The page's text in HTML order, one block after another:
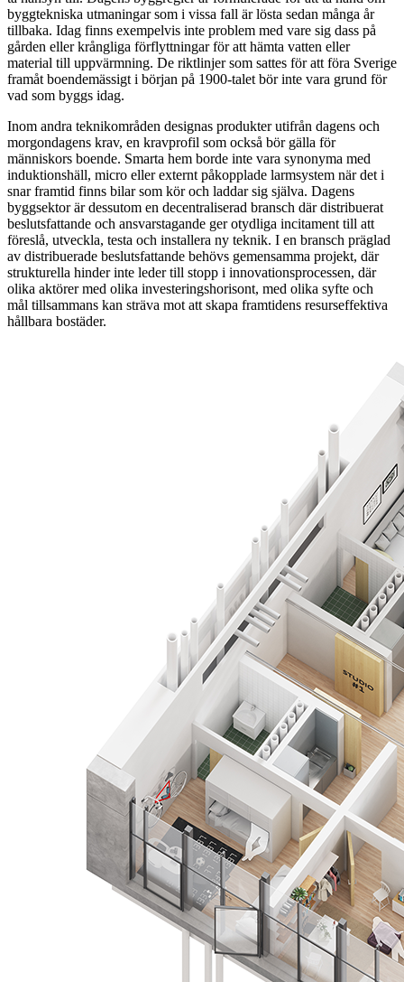
byggtekniska utmaningar som i vissa fall är lösta sedan många år
tillbaka. Idag finns exempelvis inte problem med vare sig dass på
gården eller krångliga förflyttningar för att hämta vatten eller
material till uppvärmning. De riktlinjer som sattes för att föra Sverige
framåt boendemässigt i början på 1900-talet bör inte vara grund för
vad som byggs idag.
Inom andra teknikområden designas produkter utifrån dagens och
morgondagens krav, en kravprofil som också bör gälla för
människors boende. Smarta hem borde inte vara synonyma med
induktionshäll, micro eller externt påkopplade larmsystem när det i
snar framtid finns bilar som kör och laddar sig själva. Dagens
byggsektor är dessutom en decentraliserad bransch där distribuerat
beslutsfattande och ansvarstagande ger otydliga incitament till att
föreslå, utveckla, testa och installera ny teknik. I en bransch präglad
av distribuerade beslutsfattande behövs gemensamma projekt, där
strukturella hinder inte leder till stopp i innovationsprocessen, där
olika aktörer med olika investeringshorisont, med olika syfte och
mål tillsammans kan sträva mot att skapa framtidens resurseffektiva
hållbara bostäder.